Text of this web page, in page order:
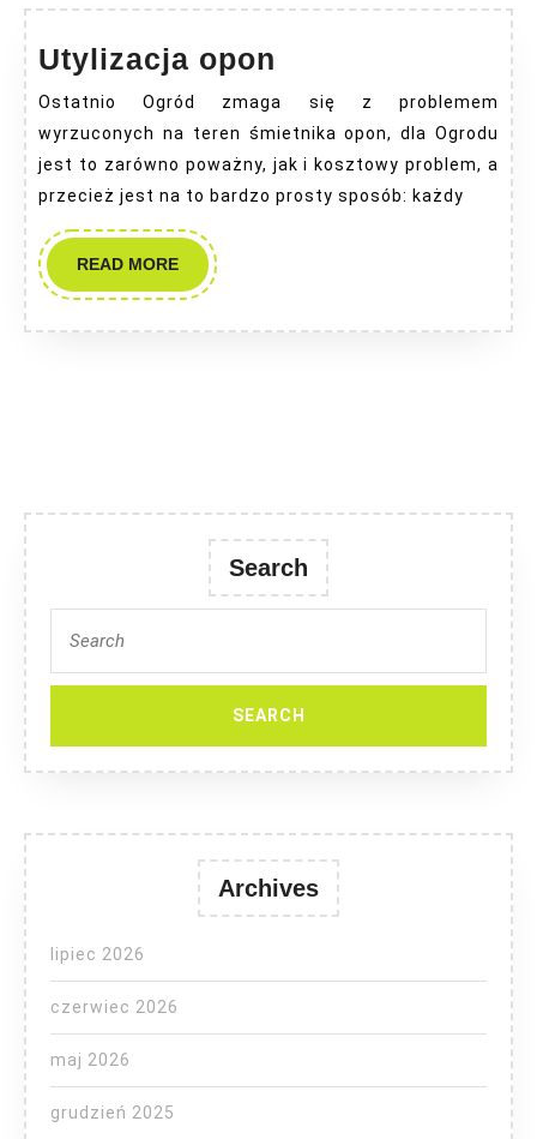
Utylizacja opon
opon
Ostatnio Ogród zmaga się z problemem
wyrzuconych na teren śmietnika opon, dla Ogrodu
jest to zarówno poważny, jak i kosztowy problem, a
przecież jest na to bardzo prosty sposób: każdy
READ MOREREAD
MORE
Search
for:
Archives
lipiec 2026
czerwiec 2026
maj 2026
grudzień 2025